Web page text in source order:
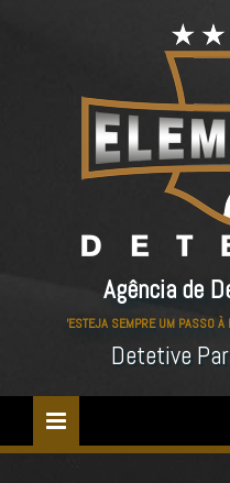
Agência de
'ESTEJA SEMPRE UM PASSO
Detetive